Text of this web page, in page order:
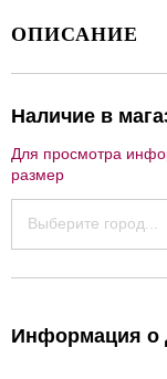
ОПИСАНИЕ
Наличие в
Для просмотра
размер
Выберите город...
Информация о